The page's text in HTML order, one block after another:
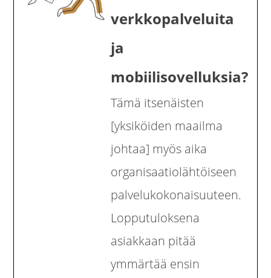
verkkopalveluita
ja
mobiilisovelluksia?
Tämä itsenäisten
[yksiköiden maailma
johtaa] myös aika
organisaatiolähtöiseen
palvelukokonaisuuteen.
Lopputuloksena
asiakkaan pitää
ymmärtää ensin